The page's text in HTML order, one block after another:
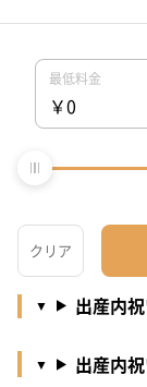
出産内
出産内
出産内
出産内
出産内